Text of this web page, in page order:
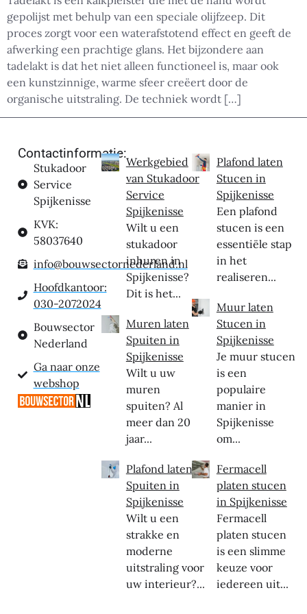
gepolijst met behulp van een speciale olijfzeep. Dit
proces zorgt voor een waterafstotend effect en geeft de
afwerking een prachtige glans. Het bijzondere aan
tadelakt is dat het niet alleen functioneel is, maar ook
een kunstzinnige, warme sfeer creëert door de
organische uitstraling. De techniek wordt […]
Contactinformatie:
Stukadoor
Service
Spijkenisse
KVK:
58037640
info@bouwsectornederland.nl
Hoofdkantoor:
030-2072024
Bouwsector
Nederland
Ga naar onze
webshop
Werkgebied
van Stukadoor
Service
Spijkenisse
Wilt u een
stukadoor
inhuren in
Spijkenisse?
Dit is het...
Muren laten
Spuiten in
Spijkenisse
Wilt u uw
muren
spuiten? Al
meer dan 20
jaar...
Plafond laten
Spuiten in
Spijkenisse
Wilt u een
strakke en
moderne
uitstraling voor
uw interieur?...
Plafond laten
Stucen in
Spijkenisse
Een plafond
stucen is een
essentiële stap
in het
realiseren...
Muur laten
Stucen in
Spijkenisse
Je muur stucen
is een
populaire
manier in
Spijkenisse
om...
Fermacell
platen stucen
in Spijkenisse
Fermacell
platen stucen
is een slimme
keuze voor
iedereen uit...